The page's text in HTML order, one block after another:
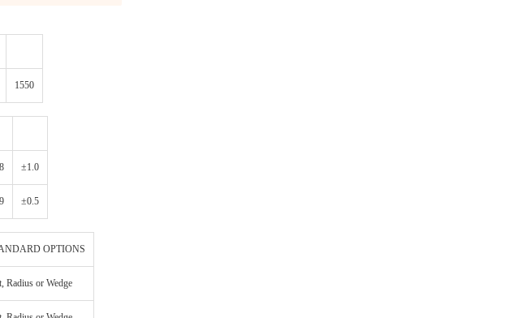
1550
±1.0
±0.5
OPTIONS
Radius or Wedge